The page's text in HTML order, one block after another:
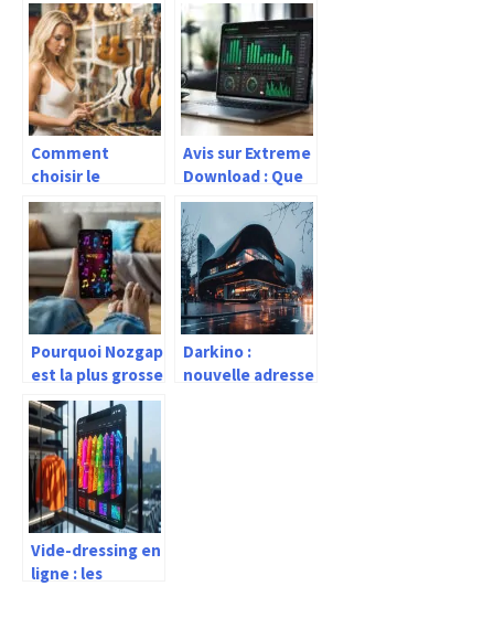
Comment
choisir le
meilleur
instrument de
musique pour
débuter ?
Avis sur Extreme
Download : Que
vaut cette
plateforme de
streaming ?
Pourquoi Nozgap
est la plus grosse
plateforme de
streaming en
France ?
Darkino :
nouvelle adresse
Vide-dressing en
ligne : les